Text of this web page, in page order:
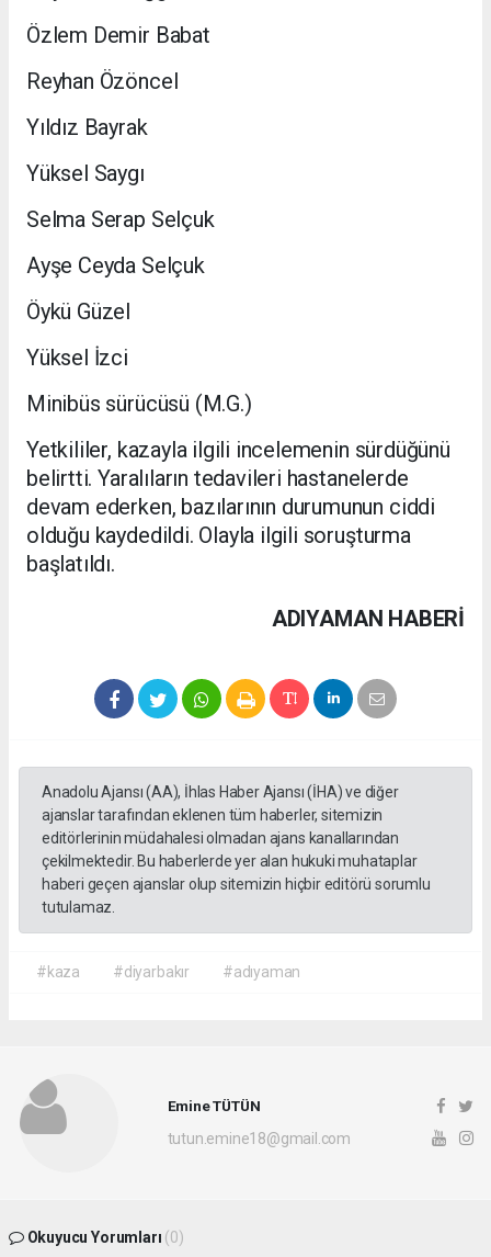
Özlem Demir Babat
Reyhan Özöncel
Yıldız Bayrak
Yüksel Saygı
Selma Serap Selçuk
Ayşe Ceyda Selçuk
Öykü Güzel
Yüksel İzci
Minibüs sürücüsü (M.G.)
Yetkililer, kazayla ilgili incelemenin sürdüğünü
belirtti. Yaralıların tedavileri hastanelerde
devam ederken, bazılarının durumunun ciddi
olduğu kaydedildi. Olayla ilgili soruşturma
başlatıldı.
ADIYAMAN HABERİ
Anadolu Ajansı (AA), İhlas Haber Ajansı (İHA) ve diğer
ajanslar tarafından eklenen tüm haberler, sitemizin
editörlerinin müdahalesi olmadan ajans kanallarından
çekilmektedir. Bu haberlerde yer alan hukuki muhataplar
haberi geçen ajanslar olup sitemizin hiçbir editörü sorumlu
tutulamaz.
#kaza #diyarbakır #adıyaman
Emine TÜTÜN
tutun.emine18@gmail.com
Okuyucu Yorumları (0)